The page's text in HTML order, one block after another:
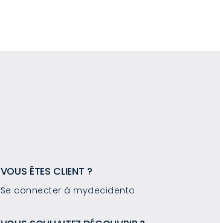
VOUS ÊTES CLIENT ?
Se connecter à mydecidento